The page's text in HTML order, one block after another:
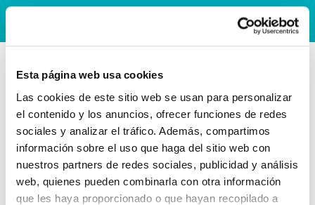
Esta página web usa cookies
Las cookies de este sitio web se usan para personalizar
el contenido y los anuncios, ofrecer funciones de redes
sociales y analizar el tráfico. Además, compartimos
información sobre el uso que haga del sitio web con
nuestros partners de redes sociales, publicidad y análisis
web, quienes pueden combinarla con otra información
que les haya proporcionado o que hayan recopilado a